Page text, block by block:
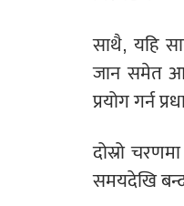
साथै, यहि
जान समेत
प्रयोग गर्न
दोस्रो
समयदेखि